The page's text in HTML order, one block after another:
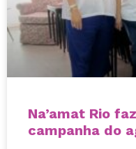
Na’amat Rio
campanha do